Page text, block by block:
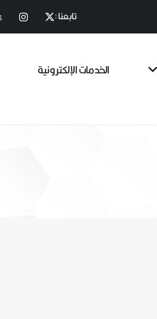
تابعنا :
الخدمات الإلكترونية